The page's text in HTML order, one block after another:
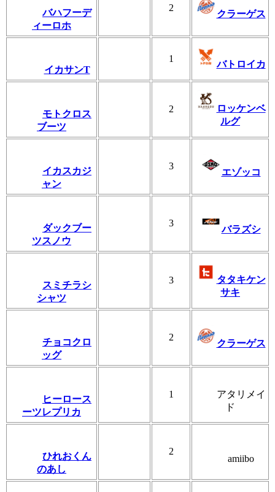
バハフーデ
ィーロホ
2
クラーゲス
イカサンT
1
バトロイカ
モトクロス
ブーツ
2
ロッケンベ
ルグ
イカスカジ
ャン
3
エゾッコ
ダックブー
ツスノウ
3
バラズシ
スミチラシ
シャツ
3
タタキケン
サキ
チョコクロ
ッグ
2
クラーゲス
ヒーロース
ーツレプリカ
1
アタリメイ
ド
ひれおくん
のあし
2
amiibo